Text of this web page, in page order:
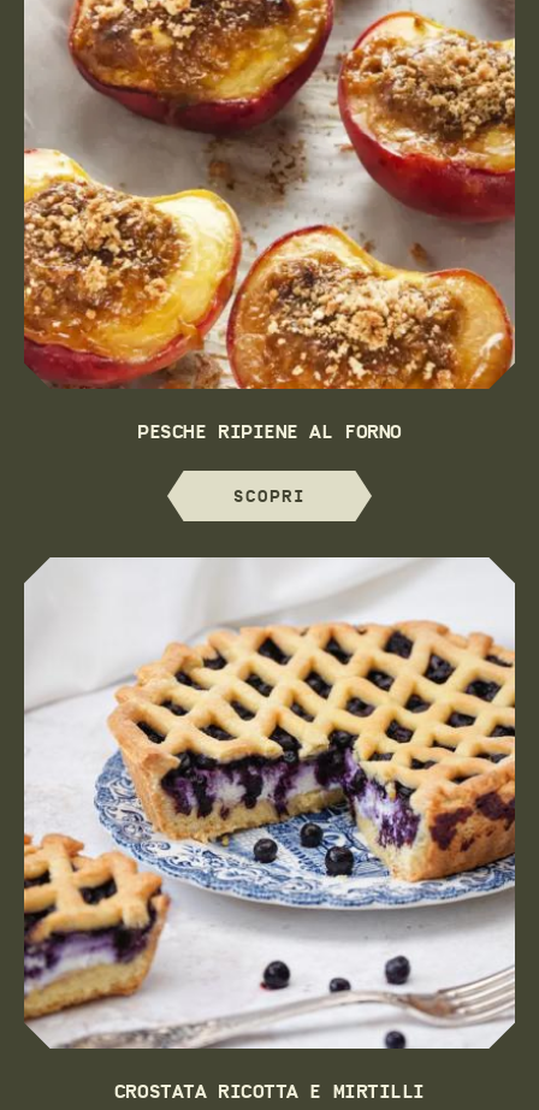
PESCHE RIPIENE AL FORNO
SCOPRI
CROSTATA RICOTTA E MIRTILLI